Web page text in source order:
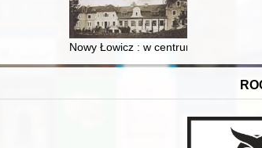
z rodu ŚlązakaNowy Łowicz : w centrum poligonu